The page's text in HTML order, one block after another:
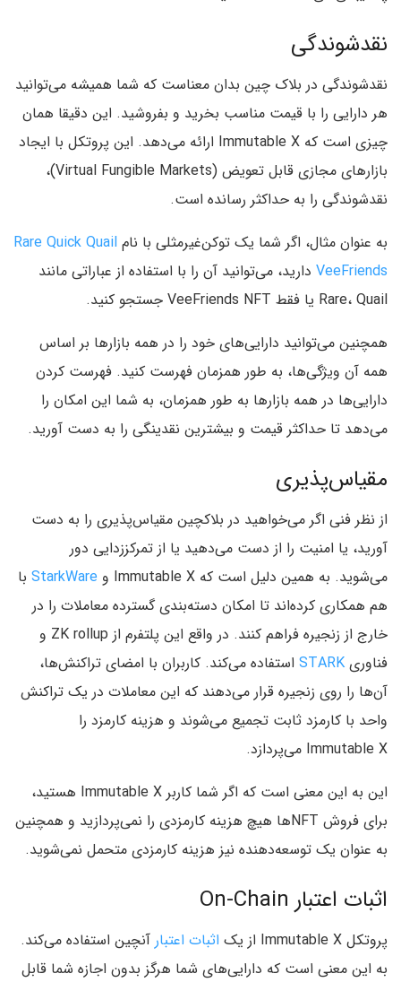
نقدشوندگی
نقدشوندگی در بلاک چین بدان معناست که شما همیشه می‌توانید
هر دارایی را با قیمت مناسب بخرید و بفروشید. این دقیقا همان
چیزی است که Immutable X ارائه می‌دهد. این پروتکل با ایجاد
بازارهای مجازی قابل تعویض (Virtual Fungible Markets)،
نقدشوندگی را به حداکثر رسانده است.
به عنوان مثال، اگر شما یک توکن‌غیرمثلی با نام Rare Quick Quail
VeeFriends دارید، می‌توانید آن را با استفاده از عباراتی مانند
Rare، Quail یا فقط VeeFriends NFT جستجو کنید.
همچنین می‌توانید دارایی‌های خود را در همه بازارها بر اساس
همه آن ویژگی‌ها، به طور همزمان فهرست کنید. فهرست کردن
دارایی‌ها در همه بازارها به طور همزمان، به شما این امکان را
می‌دهد تا حداکثر قیمت و بیشترین نقدینگی را به دست آورید.
مقیاس‌پذیری
از نظر فنی اگر می‌خواهید در بلاکچین مقیاس‌پذیری را به دست
آورید، یا امنیت را از دست می‌دهید یا از تمرکززدایی دور
می‌شوید. به همین دلیل است که Immutable X و
StarkWare با
هم همکاری کرده‌اند تا امکان دسته‌بندی گسترده معاملات را در
خارج از زنجیره فراهم کنند. در واقع این پلتفرم از ZK rollup و
فناوری STARK استفاده می‌کند. کاربران با امضای تراکنش‌ها،
آن‌ها را روی زنجیره قرار می‌دهند که این معاملات در یک تراکنش
واحد با کارمزد ثابت تجمیع می‌شوند و هزینه‌ کارمزد را
Immutable X می‌پردازد.
این به این معنی است که اگر شما کاربر Immutable X هستید،
برای فروش NFTها هیچ هزینه کارمزدی را نمی‌پردازید و همچنین
به عنوان یک توسعه‌دهنده نیز هزینه کارمزدی متحمل نمی‌شوید.
اثبات اعتبار On-Chain
پروتکل Immutable X از یک اثبات اعتبار آنچین استفاده می‌کند.
به این معنی است که دارایی‌های شما هرگز بدون اجازه شما قابل